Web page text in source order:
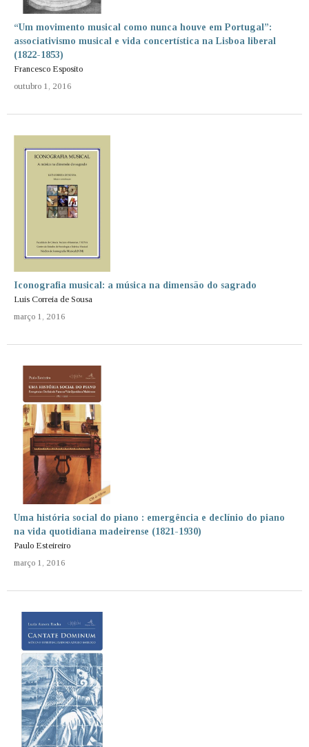
“Um movimento musical como nunca houve em Portugal”:
associativismo musical e vida concertística na Lisboa liberal
(1822-1853)
Francesco Esposito
outubro 1, 2016
Iconografia musical: a música na dimensão do sagrado
Luis Correia de Sousa
março 1, 2016
Uma história social do piano : emergência e declínio do piano
na vida quotidiana madeirense (1821-1930)
Paulo Esteireiro
março 1, 2016